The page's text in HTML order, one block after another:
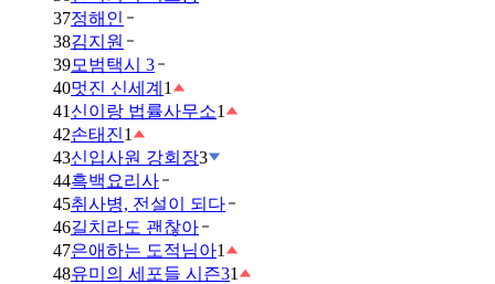
37정해인
38김지원
39모범택시 3
40멋진 신세계 1
41 신이랑 법률사무소1
42손태진1
43신입사원 강회장3
44흑백요리사
45취사병, 전설이 되다
46길치라도 괜찮아
47은애하는 도적님아1
48유미의 세포들 시즌31